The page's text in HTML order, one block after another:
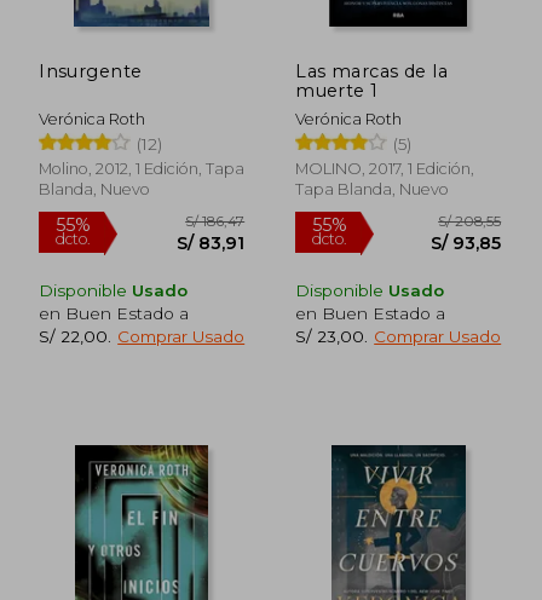
55%
dcto.
S/ 186,47 40%
dcto.
Insurgente
Verónica Roth
(12)
Molino, 2012, 1 Edición, Tapa
Blanda, Nuevo
Disponible Usado
en Buen Estado a
S/ 22,00
Comprar Usado
Las marcas de la
muerte 1
Verónica Roth
(5)
MOLINO, 2017, 1 Edición,
Tapa Blanda, Nuevo
Disponible Usado
en Buen Estado a
S/ 23,00
Comprar Usado